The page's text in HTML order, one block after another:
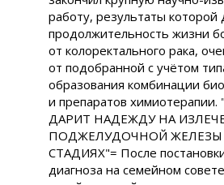
работу, результаты которой
продолжительность жизни
от колоректального рака,
от подобранной с учётом
образования комбинации
и препаратов
ДАРИТ НАДЕЖДУ НА
ПОДЖЕЛУДОЧНОЙ
СТАДИЯХ"= После
диагноза на семейном